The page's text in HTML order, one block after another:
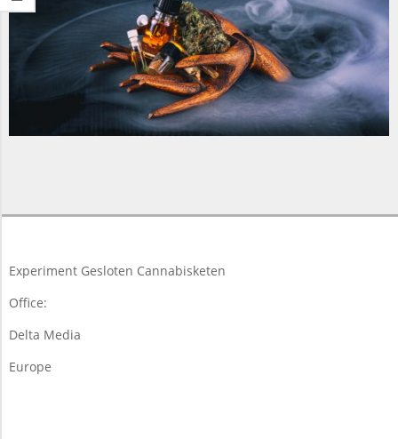
03-
Experiment Gesloten Cannabisketen
Office:
Delta Media
Europe